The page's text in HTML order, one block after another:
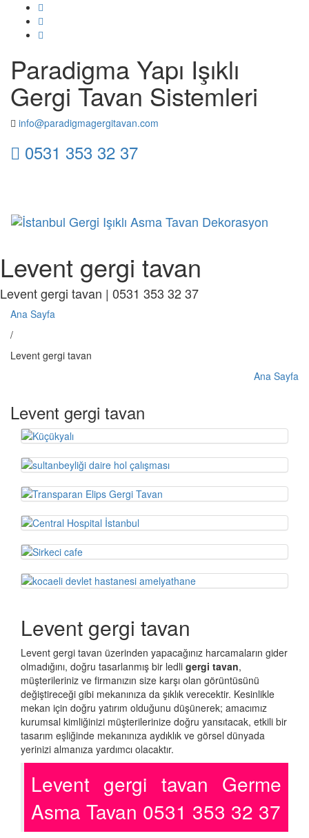
Paradigma Yapı Işıklı
Gergi Tavan Sistemleri
info@paradigmagergitavan.com
0531 353 32 37
Levent gergi tavan
Levent gergi tavan | 0531 353 32 37
Ana Sayfa
/
Levent gergi tavan
Ana Sayfa
Levent gergi tavan
Levent gergi tavan
Levent gergi tavan üzerinden yapacağınız harcamaların gider
olmadığını, doğru tasarlanmış bir ledli gergi tavan,
müşterileriniz ve firmanızın size karşı olan görüntüsünü
değiştireceği gibi mekanınıza da şıklık verecektir. Kesinlikle
mekan için doğru yatırım olduğunu düşünerek; amacımız
kurumsal kimliğinizi müşterilerinize doğru yansıtacak, etkili bir
tasarım eşliğinde mekanınıza aydıklık ve görsel dünyada
yerinizi almanıza yardımcı olacaktır.
Levent gergi tavan Germe
Asma Tavan 0531 353 32 37